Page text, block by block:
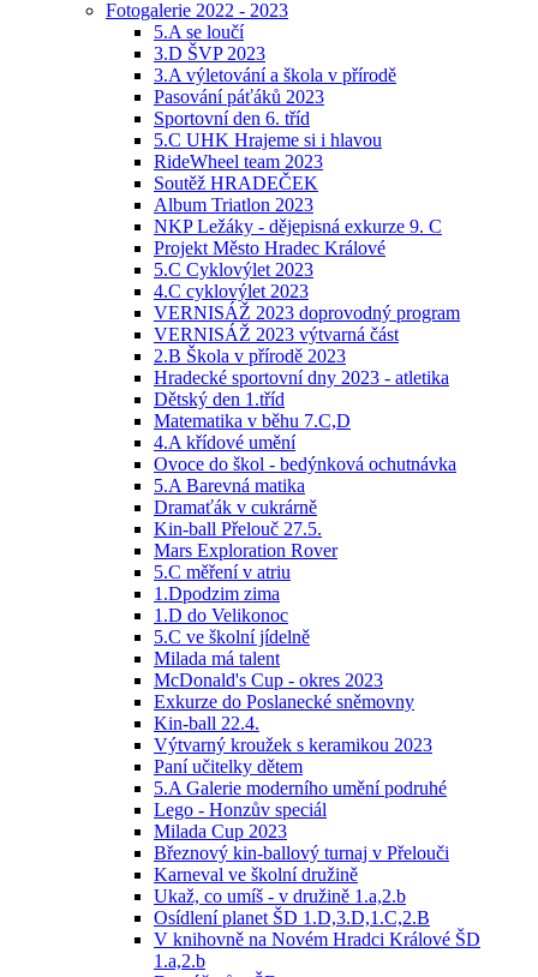
Fotogalerie 2022 - 2023
5.A se loučí
3.D ŠVP 2023
3.A výletování a škola v přírodě
Pasování páťáků 2023
Sportovní den 6. tříd
5.C UHK Hrajeme si i hlavou
RideWheel team 2023
Soutěž HRADEČEK
Album Triatlon 2023
NKP Ležáky - dějepisná exkurze 9. C
Projekt Město Hradec Králové
5.C Cyklovýlet 2023
4.C cyklovýlet 2023
VERNISÁŽ 2023 doprovodný program
VERNISÁŽ 2023 výtvarná část
2.B Škola v přírodě 2023
Hradecké sportovní dny 2023 - atletika
Dětský den 1.tříd
Matematika v běhu 7.C,D
4.A křídové umění
Ovoce do škol - bedýnková ochutnávka
5.A Barevná matika
Dramaťák v cukrárně
Kin-ball Přelouč 27.5.
Mars Exploration Rover
5.C měření v atriu
1.Dpodzim zima
1.D do Velikonoc
5.C ve školní jídelně
Milada má talent
McDonald's Cup - okres 2023
Exkurze do Poslanecké sněmovny
Kin-ball 22.4.
Výtvarný kroužek s keramikou 2023
Paní učitelky dětem
5.A Galerie moderního umění podruhé
Lego - Honzův speciál
Milada Cup 2023
Březnový kin-ballový turnaj v Přelouči
Karneval ve školní družině
Ukaž, co umíš - v družině 1.a,2.b
Osídlení planet ŠD 1.D,3.D,1.C,2.B
V knihovně na Novém Hradci Králové ŠD
1.a,2.b